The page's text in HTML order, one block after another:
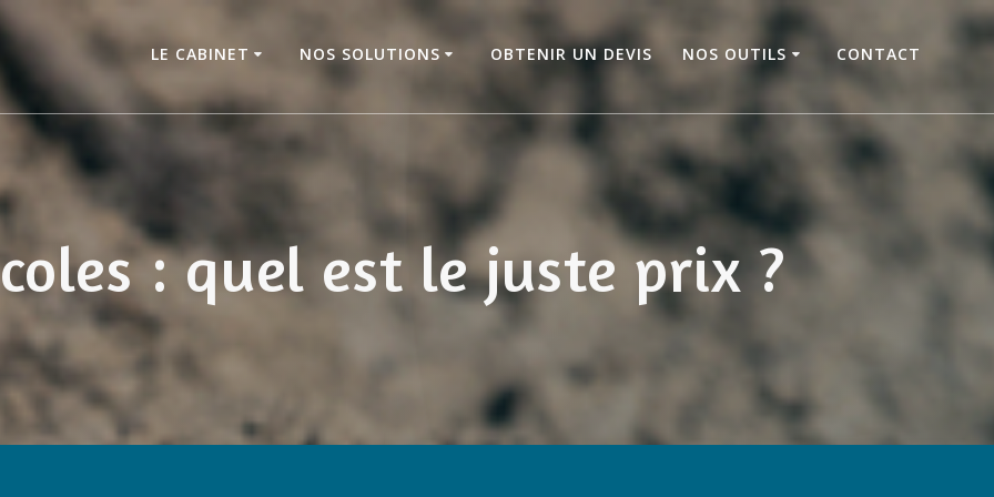
LE CABINET NOS SOLUTIONS OBTENIR UN DEVIS NOS OUTILS CONTACT
: quel est le juste prix ?